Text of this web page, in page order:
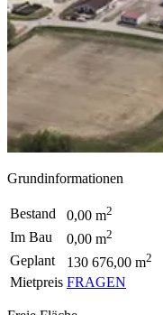
Grundinformationen
Bestand 0,00 m2
Im Bau 0,00 m2
Geplant 130 676,00 m2
Mietpreis FRAGEN